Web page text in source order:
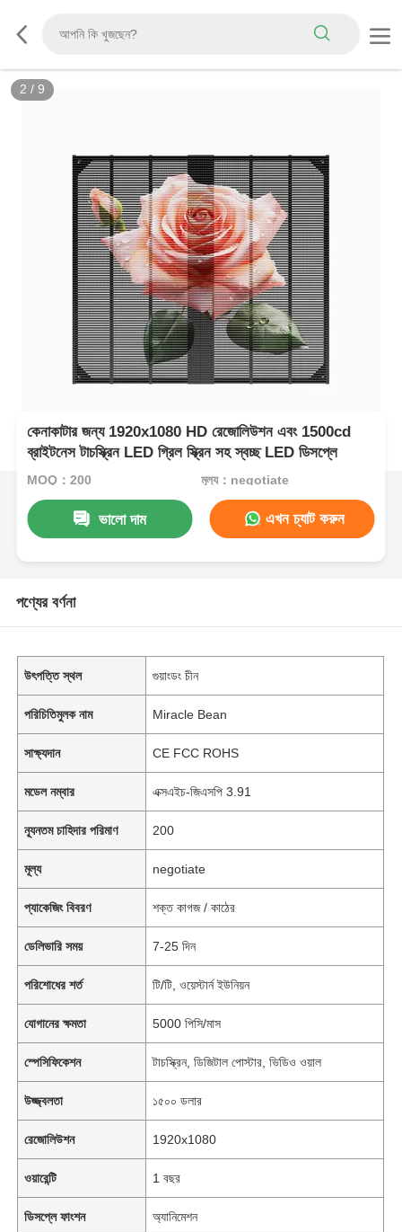
3 / 9
কেনাকাটার জন্য 1920x1080 HD রেজোলিউশন এবং 1500cd
ব্রাইটনেস টাচস্ক্রিন LED গ্রিল স্ক্রিন সহ স্বচ্ছ LED ডিসপ্লে
MOQ：200 মূল্য：negotiate
ভালো দাম এখন চ্যাট করুন
পণ্যের বর্ণনা
উৎপত্তি স্থল গুয়াংডং চীন
পরিচিতিমুলক নাম Miracle Bean
সাক্ষ্যদান CE FCC ROHS
মডেল নম্বার এক্সএইচ-জিএসপি 3.91
ন্যূনতম চাহিদার পরিমাণ 200
মূল্য negotiate
প্যাকেজিং বিবরণ শক্ত কাগজ / কাঠের
ডেলিভারি সময় 7-25 দিন
পরিশোধের শর্ত টি/টি, ওয়েস্টার্ন ইউনিয়ন
যোগানের ক্ষমতা 5000 পিসি/মাস
স্পেসিফিকেশন টাচস্ক্রিন, ডিজিটাল পোস্টার, ভিডিও ওয়াল
উজ্জ্বলতা ১৫০০ ডলার
রেজোলিউশন 1920x1080
ওয়ারেন্টি 1 বছর
ডিসপ্লে ফাংশন অ্যানিমেশন